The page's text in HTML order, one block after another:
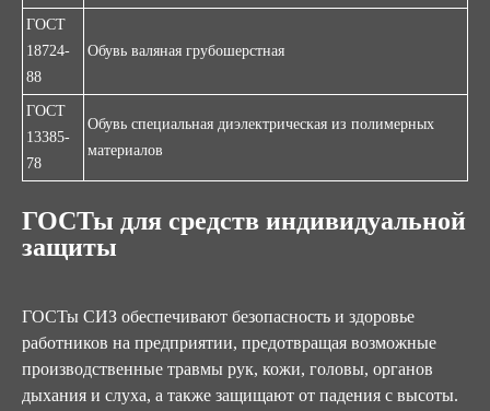
ГОСТ
18724-
88
Обувь валяная грубошерстная
ГОСТ
13385-
78
Обувь специальная диэлектрическая из полимерных
материалов
ГОСТы для средств индивидуальной
защиты
ГОСТы СИЗ обеспечивают безопасность и здоровье
работников на предприятии, предотвращая возможные
производственные травмы рук, кожи, головы, органов
дыхания и слуха, а также защищают от падения с высоты.